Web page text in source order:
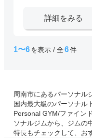
詳細をみる
1〜6を表示 / 全6件
周南市にあるパーソナル
国内最大級のパーソナル
Personal GYM/ファイン
ソナルジムから、ジムの
特長もチェックして、お